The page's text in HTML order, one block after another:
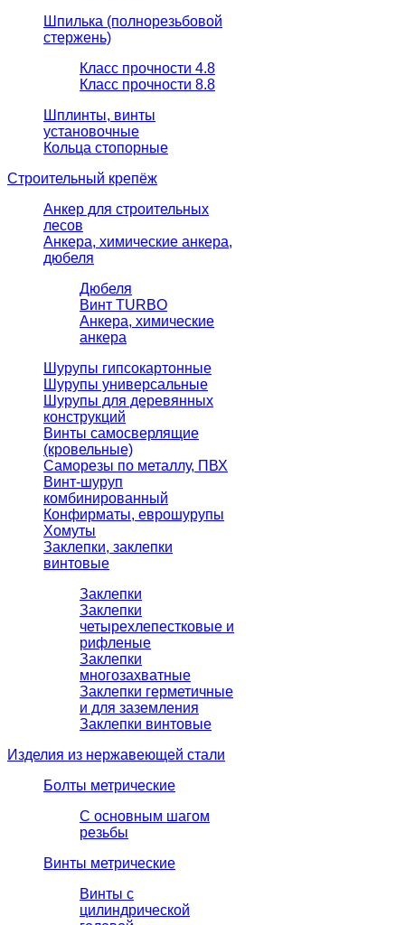
Шпилька (полнорезьбовой
стержень)
Класс прочности 4.8
Класс прочности 8.8
Шплинты, винты
установочные
Кольца стопорные
Строительный крепёж
Анкер для строительных
лесов
Анкера, химические анкера,
дюбеля
Дюбеля
Винт TURBO
Анкера, химические
анкера
Шурупы гипсокартонные
Шурупы универсальные
Шурупы для деревянных
конструкций
Винты самосверлящие
(кровельные)
Саморезы по металлу, ПВХ
Винт-шуруп
комбинированный
Конфирматы, еврошурупы
Хомуты
Заклепки, заклепки
винтовые
Заклепки
Заклепки
четырехлепестковые и
рифленые
Заклепки
многозахватные
Заклепки герметичные
и для заземления
Заклепки винтовые
Изделия из нержавеющей стали
Болты метрические
С основным шагом
резьбы
Винты метрические
Винты с
цилиндрической